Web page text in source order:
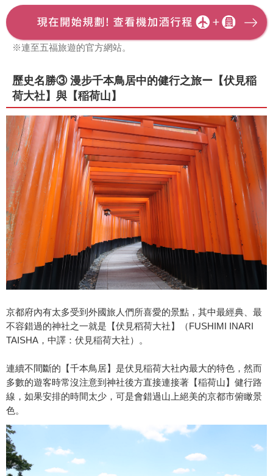
※連至五福旅遊的官方網站。
歷史名勝③ 漫步千本鳥居中的健行之旅ー【伏見稲
荷大社】與【稲荷山】
京都府內有太多受到外國旅人們所喜愛的景點，其中最經典、最
不容錯過的神社之一就是【伏見稻荷大社】（FUSHIMI INARI
TAISHA，中譯：伏見稲荷大社）。
連續不間斷的【千本鳥居】是伏見稲荷大社內最大的特色，然而
多數的遊客時常沒注意到神社後方直接連接著【稲荷山】健行路
線，如果安排的時間太少，可是會錯過山上絕美的京都市俯瞰景
色。